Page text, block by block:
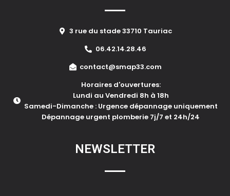
3 rue du stade 33710 Tauriac
06.42.14.28.46
contact@smap33.com
Horaires d'ouvertures:
Lundi au Vendredi 8h à 18h
Samedi-Dimanche : Urgence dépannage uniquement
Dépannage urgent plomberie 7j/7 et 24h/24
NEWSLETTER